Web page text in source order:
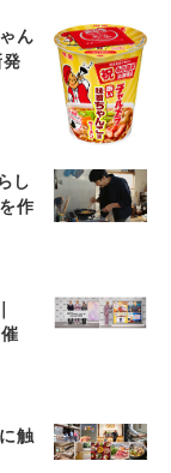
ん
し
作
触